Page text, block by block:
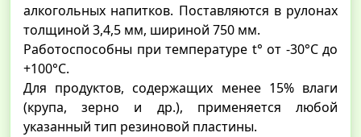
алкогольных напитков. Поставляются в рулонах
толщиной 3,4,5 мм, шириной 750 мм.
Работоспособны при температуре t° от -30°С до
+100°С.
Для продуктов, содержащих менее 15% влаги
(крупа, зерно и др.), применяется любой
указанный тип резиновой пластины.